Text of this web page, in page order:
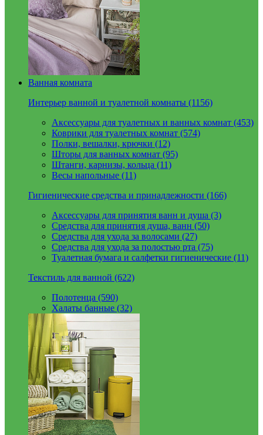
Ванная комната
Интерьер ванной и туалетной комнаты (1156)
Аксессуары для туалетных и ванных комнат (453)
Коврики для туалетных комнат (574)
Полки, вешалки, крючки (12)
Шторы для ванных комнат (95)
Штанги, карнизы, кольца (11)
Весы напольные (11)
Гигиенические средства и принадлежности (166)
Аксессуары для принятия ванн и душа (3)
Средства для принятия душа, ванн (50)
Средства для ухода за волосами (27)
Средства для ухода за полостью рта (75)
Туалетная бумага и салфетки гигиенические (11)
Текстиль для ванной (622)
Полотенца (590)
Халаты банные (32)